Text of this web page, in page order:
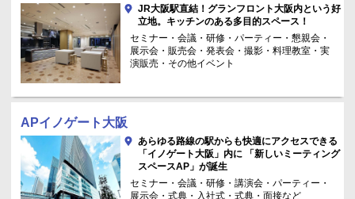
JR大阪駅直結！グランフロント大阪内という好
立地。キッチンのある多目的スペース！
セミナー・会議・研修・パーティー・懇親会・
展示会・販売会・発表会・撮影・料理教室・実
演販売・その他イベント
APイノゲート大阪
あらゆる路線の駅からも快適にアクセスできる
「イノゲート大阪」内に 「新しいミーティング
スペースAP」が誕生
セミナー・会議・研修・講演会・パーティー・
展示会・式典・入社式・式典・面接など